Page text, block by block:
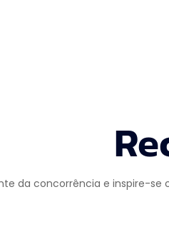
da concorrência e inspire-se